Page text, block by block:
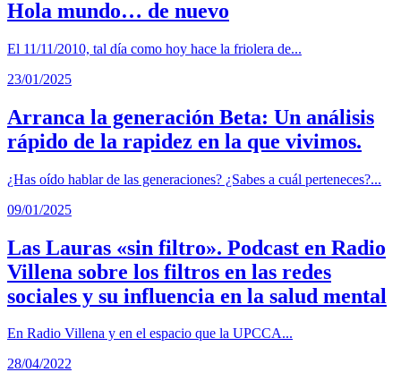
Hola mundo… de nuevo
El 11/11/2010, tal día como hoy hace la friolera de...
23/01/2025
Arranca la generación Beta: Un análisis
rápido de la rapidez en la que vivimos.
¿Has oído hablar de las generaciones? ¿Sabes a cuál perteneces?...
09/01/2025
Las Lauras «sin filtro». Podcast en Radio
Villena sobre los filtros en las redes
sociales y su influencia en la salud mental
En Radio Villena y en el espacio que la UPCCA...
28/04/2022